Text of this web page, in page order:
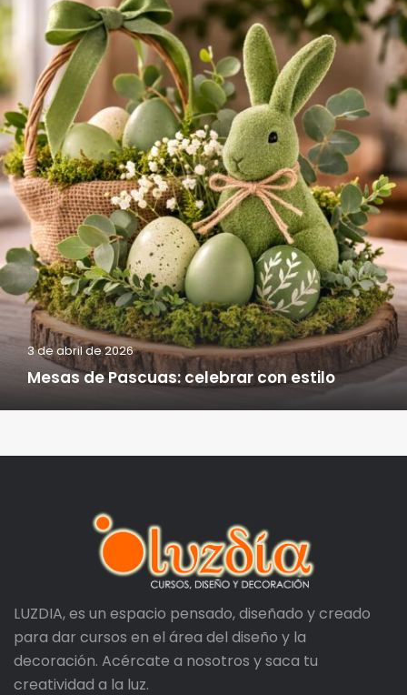
3 de abril de 2026
Mesas de Pascuas: celebrar con estilo
LUZDIA, es un espacio pensado, diseñado y creado
para dar cursos en el área del diseño y la
decoración. Acércate a nosotros y saca tu
creatividad a la luz.